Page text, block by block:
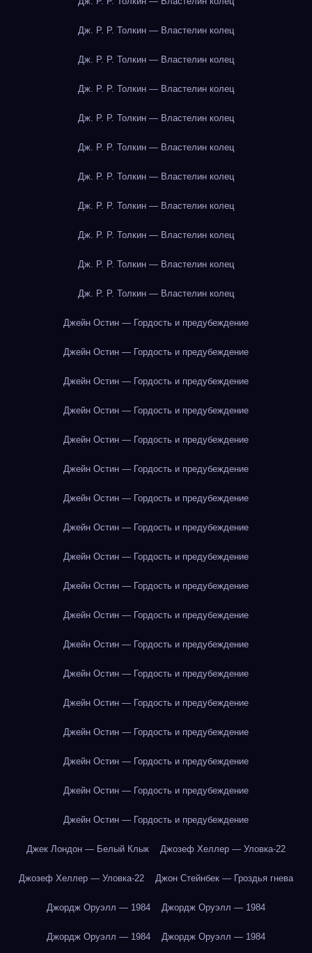
Дж. Р. Р. Толкин — Властелин колец
Дж. Р. Р. Толкин — Властелин колец
Дж. Р. Р. Толкин — Властелин колец
Дж. Р. Р. Толкин — Властелин колец
Дж. Р. Р. Толкин — Властелин колец
Дж. Р. Р. Толкин — Властелин колец
Дж. Р. Р. Толкин — Властелин колец
Дж. Р. Р. Толкин — Властелин колец
Дж. Р. Р. Толкин — Властелин колец
Дж. Р. Р. Толкин — Властелин колец
Джейн Остин — Гордость и предубеждение
Джейн Остин — Гордость и предубеждение
Джейн Остин — Гордость и предубеждение
Джейн Остин — Гордость и предубеждение
Джейн Остин — Гордость и предубеждение
Джейн Остин — Гордость и предубеждение
Джейн Остин — Гордость и предубеждение
Джейн Остин — Гордость и предубеждение
Джейн Остин — Гордость и предубеждение
Джейн Остин — Гордость и предубеждение
Джейн Остин — Гордость и предубеждение
Джейн Остин — Гордость и предубеждение
Джейн Остин — Гордость и предубеждение
Джейн Остин — Гордость и предубеждение
Джейн Остин — Гордость и предубеждение
Джейн Остин — Гордость и предубеждение
Джейн Остин — Гордость и предубеждение
Джейн Остин — Гордость и предубеждение
Джек Лондон — Белый Клык Джозеф Хеллер — Уловка-22
Джозеф Хеллер — Уловка-22 Джон Стейнбек — Гроздья гнева
Джордж Оруэлл — 1984 Джордж Оруэлл — 1984
Джордж Оруэлл — 1984 Джордж Оруэлл — 1984